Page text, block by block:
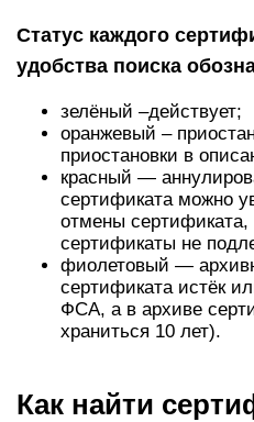
Статус каждого
удобства поиска
зелёный –действует;
оранжевый –
приостановки в
красный —
сертификата можно
отмены сертификата,
сертификаты не
фиолетовый —
сертификата истёк
ФСА, а в архиве
храниться 10 лет).
Как найти